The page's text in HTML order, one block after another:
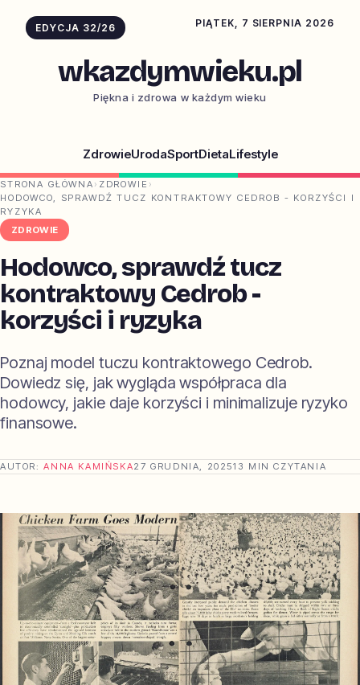
EDYCJA 32/26 PIĄTEK, 7 SIERPNIA 2026
wkazdymwieku.pl
Piękna i zdrowa w każdym wieku
ZdrowieUrodaSportDietaLifestyle
STRONA GŁÓWNA › ZDROWIE ›
HODOWCO, SPRAWDŹ TUCZ KONTRAKTOWY CEDROB - KORZYŚCI I
RYZYKA
ZDROWIE
Hodowco, sprawdź tucz
kontraktowy Cedrob -
korzyści i ryzyka
Poznaj model tuczu kontraktowego Cedrob.
Dowiedz się, jak wygląda współpraca dla
hodowcy, jakie daje korzyści i minimalizuje ryzyko
finansowe.
AUTOR:ANNA KAMIŃSKA27 GRUDNIA, 202513 MIN CZYTANIA